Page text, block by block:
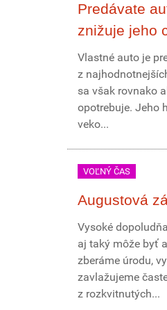
Predávate
znižuje jeho
Vlastné auto je
z
sa však rovnako
opotrebuje. Jeho
veko...
VOĽNÝ ČAS
Augustová
Vysoké
aj taký môže byť
zberáme úrodu,
zavlažujeme
z rozkvitnutých...